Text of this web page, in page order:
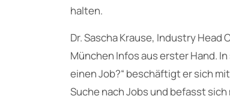
halten.
Dr. Sascha Krause, Industry
München Infos aus erster Hand.
einen Job?“ beschäftigt er sich
Suche nach Jobs und befasst